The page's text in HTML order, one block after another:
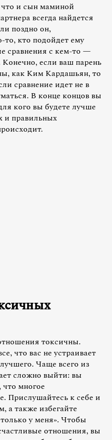
и сын маминой
всегда найдется
поздно он,
то, кто подойдет ему
сравнения с кем-то —
если ваш парень
как Ким Кардашьян, то
сравнение идет не в
В конце концов вы
кого вы будете лучше
и правильных
токсичны.
что вас не устраивает
Чаще всего из
сложно выйти: вы
многое
Прислушайтесь к себе и
а также избегайте
у меня». Чтобы
отношения, вы